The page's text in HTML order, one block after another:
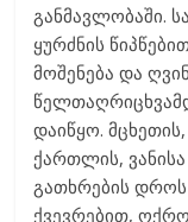
განმავლობაში.
ყურძნის
მოშენება და
დაიწყო.
ქართლის,
გათხრების დროს
ქვევრებით,